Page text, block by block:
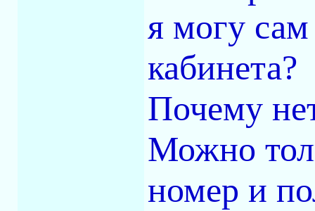
я могу
кабинета?
Почему
Можно
номер и